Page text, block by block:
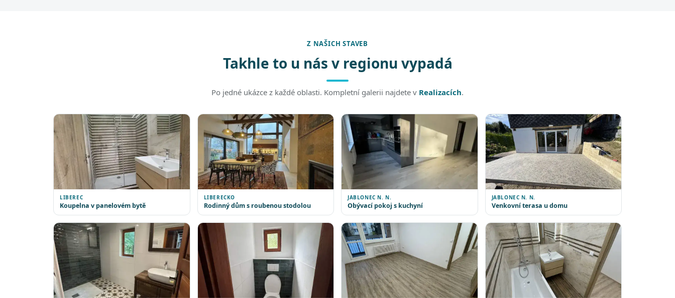
Z NAŠICH STAVEB
Takhle to u nás v regionu vypadá
Po jedné ukázce z každé oblasti. Kompletní galerii najdete v Realizacích.
LIBEREC
Koupelna v panelovém bytě
LIBERECKO
Rodinný dům s roubenou stodolou
JABLONEC N. N.
Obývací pokoj s kuchyní
JABLONEC N. N.
Venkovní terasa u domu